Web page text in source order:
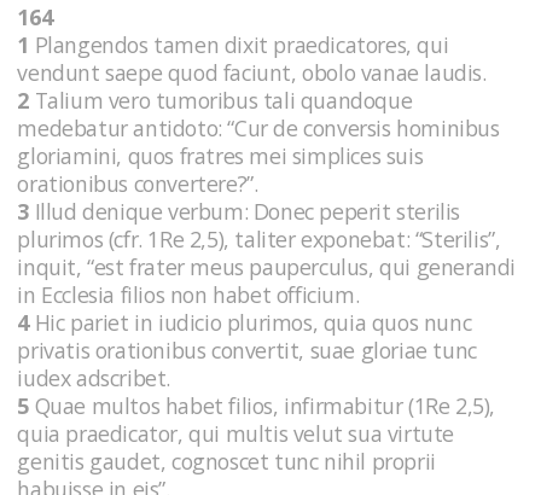
164
1 Plangendos tamen dixit praedicatores, qui
vendunt saepe quod faciunt, obolo vanae laudis.
2 Talium vero tumoribus tali quandoque
medebatur antidoto: “Cur de conversis hominibus
gloriamini, quos fratres mei simplices suis
orationibus convertere?”.
3 Illud denique verbum: Donec peperit sterilis
plurimos (cfr. 1Re 2,5), taliter exponebat: “Sterilis”,
inquit, “est frater meus pauperculus, qui generandi
in Ecclesia filios non habet officium.
4Hic pariet in iudicio plurimos, quia quos nunc
privatis orationibus convertit, suae gloriae tunc
iudex adscribet.
5 Quae multos habet filios, infirmabitur (1Re 2,5),
quia praedicator, qui multis velut sua virtute
genitis gaudet, cognoscet tunc nihil proprii
habuisse in eis”.